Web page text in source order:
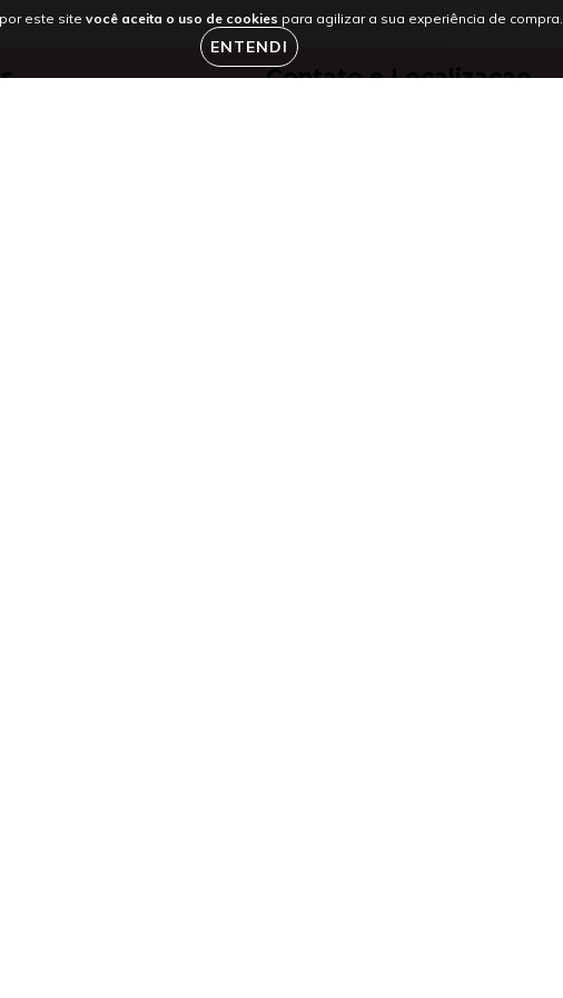
este site você aceita o uso de cookies para agilizar a sua experiência de compra.
ENTENDI
Contato e Localizaçao